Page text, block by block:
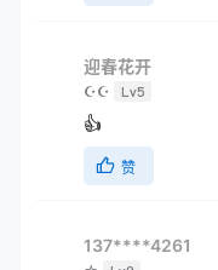
迎春花开
☪☪ Lv5
👍
赞
137****4261